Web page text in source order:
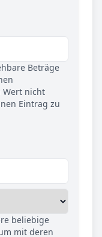
Beträge
Wert nicht
Eintrag zu
beliebige
mit deren